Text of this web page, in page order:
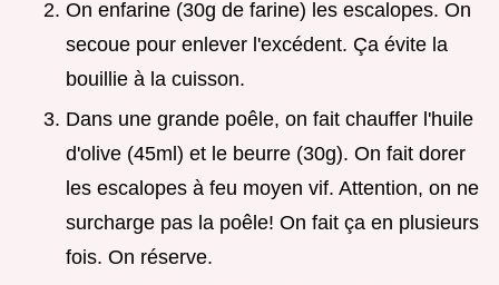
On enfarine (30g de farine) les escalopes. On
secoue pour enlever l'excédent. Ça évite la
bouillie à la cuisson.
Dans une grande poêle, on fait chauffer l'huile
d'olive (45ml) et le beurre (30g). On fait dorer
les escalopes à feu moyen vif. Attention, on ne
surcharge pas la poêle! On fait ça en plusieurs
fois. On réserve.